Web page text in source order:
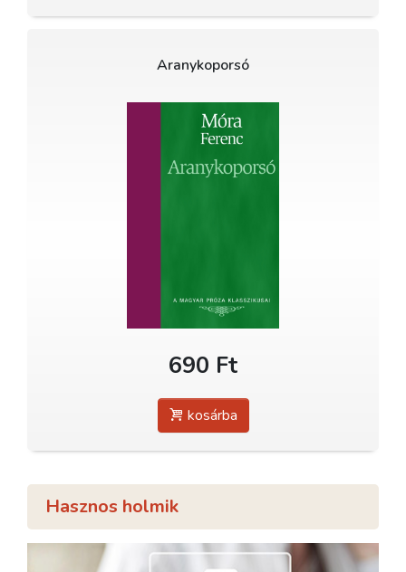
Aranykoporsó
690 Ft
kosárba
Hasznos holmik